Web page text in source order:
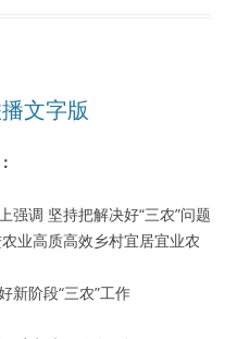
文字版
强调 坚持把解决好“三农”问题
业高质高效乡村宜居宜业农
新阶段“三农”工作